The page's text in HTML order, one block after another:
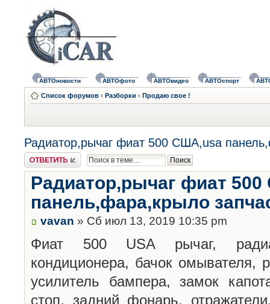
АВТОновости АВТОфото АВТОвидео АВТОспорт
Список форумов ‹ Разборки ‹ Продаю свое !
Радиатор,рычаг фиат 500 США,usa
Ответить
Радиатор,рычаг фиат
панель,фара,крыло
vavan » Сб июл 13, 2019 10:35 pm
Фиат 500 USA рычаг,
кондиционера, бачок омывателя,
усилитель бампера, замок
стоп, задний фонарь,